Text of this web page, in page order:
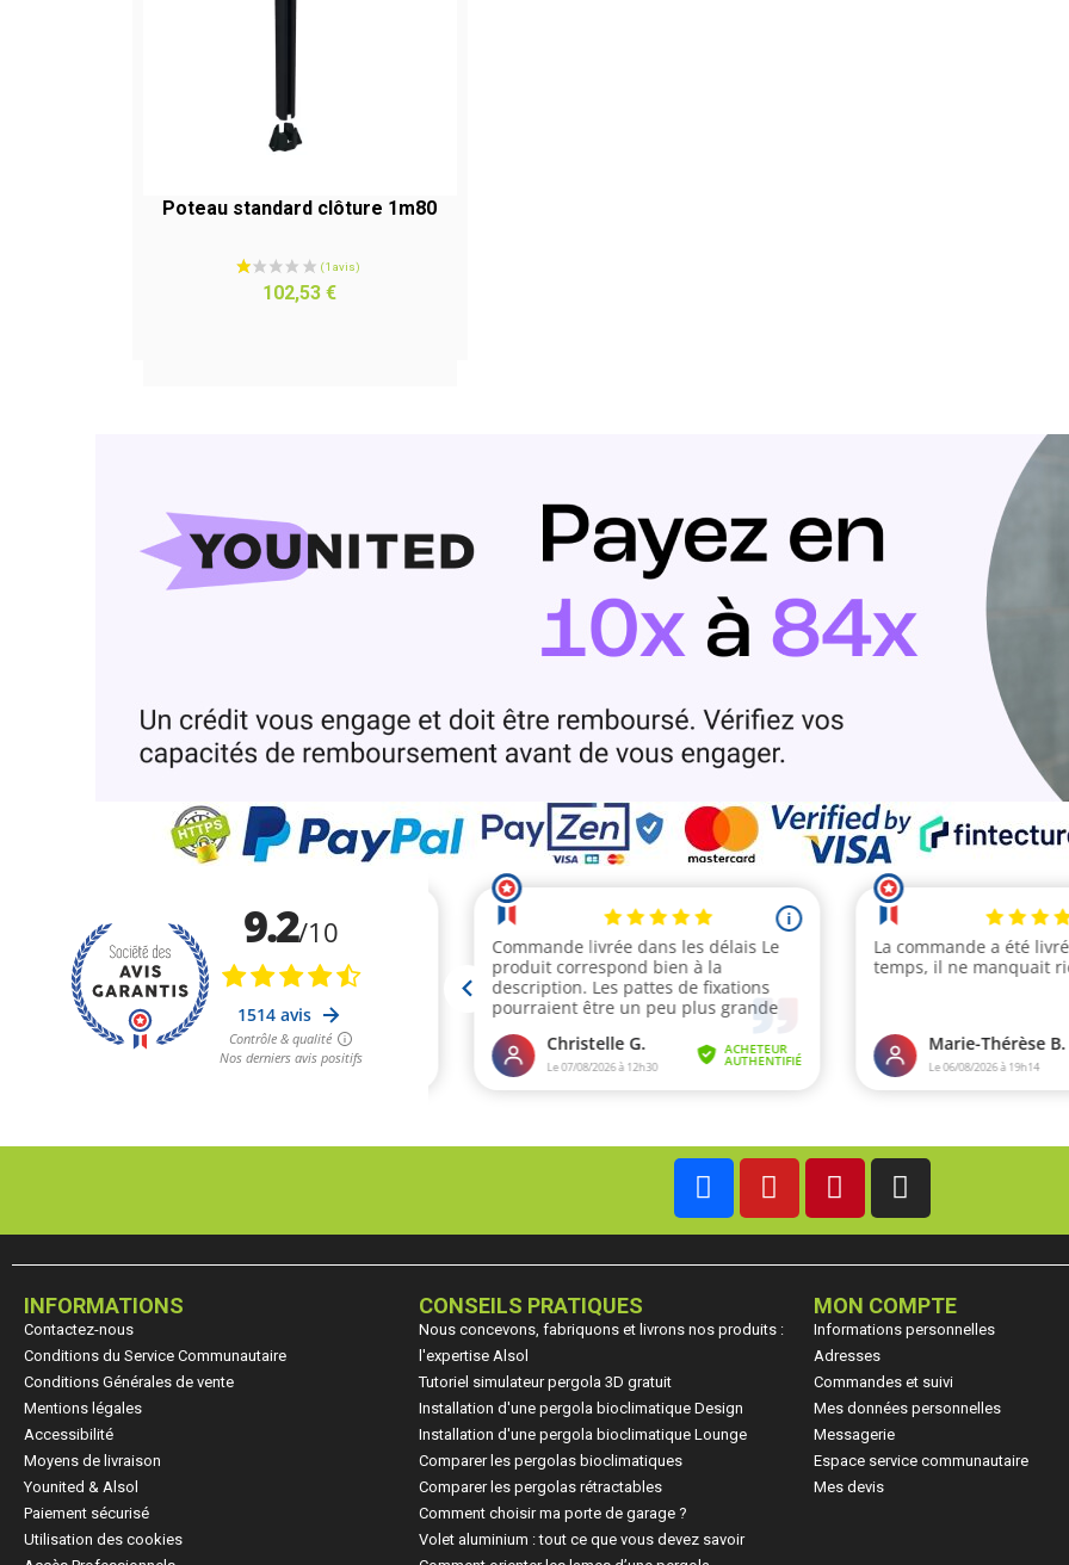
Poteau standard clôture 1m80
(1 avis)
Prix
102,53 €
APERÇU RAPIDE
INFORMATIONS
Contactez-nous
Conditions du Service Communautaire
Conditions Générales de vente
Mentions légales
Accessibilité
Moyens de livraison
Younited & Alsol
Paiement sécurisé
Utilisation des cookies
CONSEILS PRATIQUES
Nous concevons, fabriquons et livrons nos produits :
l'expertise Alsol
Tutoriel simulateur pergola 3D gratuit
Installation d'une pergola bioclimatique Design
Installation d'une pergola bioclimatique Lounge
Comparer les pergolas bioclimatiques
Comparer les pergolas rétractables
Comment choisir ma porte de garage ?
Volet aluminium : tout ce que vous devez savoir
MON COMPTE
Informations personnelles
Adresses
Commandes et suivi
Mes données personnelles
Messagerie
Espace service communautaire
Mes devis